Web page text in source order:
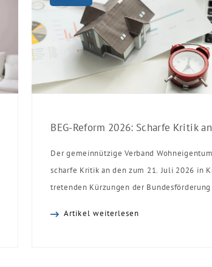
Der gemeinnützige Verband
scharfe Kritik an den zum 21. Juli 2026 in
tretenden Kürzungen der
Artikel weiterlesen